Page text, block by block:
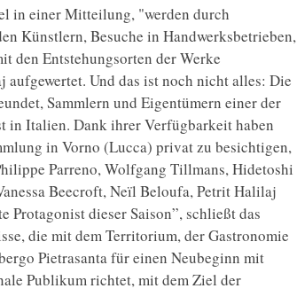
in einer Mitteilung, "werden durch
Künstlern, Besuche in Handwerksbetrieben,
den Entstehungsorten der Werke
Und das ist noch nicht alles: Die
Sammlern und Eigentümern einer der
in Italien. Dank ihrer Verfügbarkeit haben
in Vorno (Lucca) privat zu besichtigen,
Parreno, Wolfgang Tillmans, Hidetoshi
Beecroft, Neïl Beloufa, Petrit Halilaj
Protagonist dieser Saison”, schließt das
die mit dem Territorium, der Gastronomie
Pietrasanta für einen Neubeginn mit
Publikum richtet, mit dem Ziel der